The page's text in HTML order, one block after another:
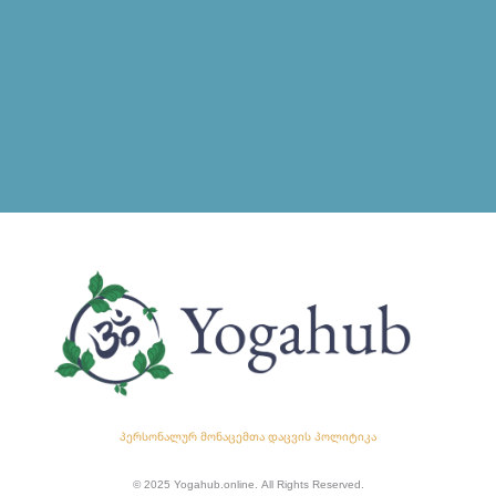
პერსონალურ მონაცემთა დაცვის პოლიტიკა
© 2025 Yogahub.online. All Rights Reserved.